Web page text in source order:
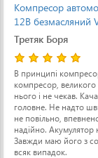
Компресор
12В безмасляний
518 (TC-518)
Третяк Боря
В принципі
компресор, великого
нього і не чекав.
головне. Не надто
не повільно,
надійно. Акумулятор
Завжди маю його з
всяк випадок.